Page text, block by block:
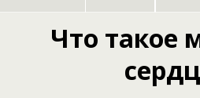
Что такое